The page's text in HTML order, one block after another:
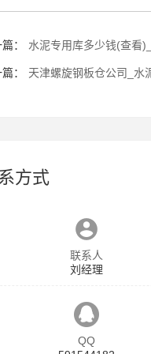
： 水泥专用库多少钱(查看
： 天津螺旋钢板仓公司_水
方式
联系人
刘经理
QQ